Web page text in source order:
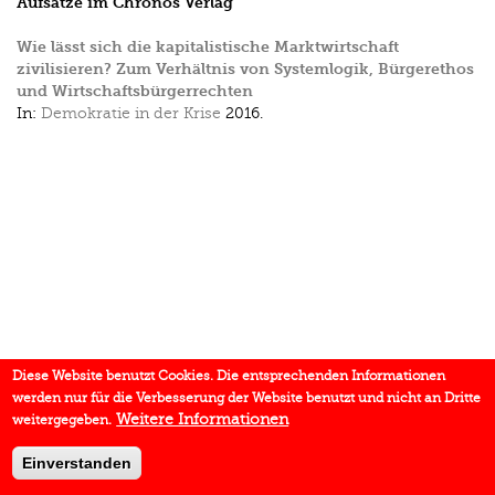
Wie lässt sich die kapitalistische Marktwirtschaft
zivilisieren? Zum Verhältnis von Systemlogik, Bürgerethos
und Wirtschaftsbürgerrechten
In: Demokratie in der Krise 2016.
Diese Website benutzt Cookies. Die entsprechenden Informationen
werden nur für die Verbesserung der Website benutzt und nicht an Dritte
weitergegeben. Weitere Informationen
Einverstanden